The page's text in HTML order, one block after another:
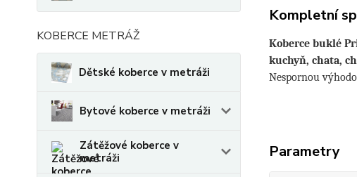
KOBERCE METRÁŽ
Dětské koberce v metráži
Bytové koberce v metráži
Zátěžové koberce v
metráži
Kompletní
Koberce buklé
kuchyň, chata,
Nespornou
Parametry